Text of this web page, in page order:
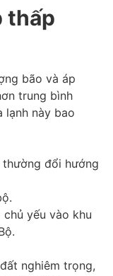
thấp
bão và áp
trung bình
lạnh này bao
đổi hướng
yếu vào khu
nghiêm trọng,